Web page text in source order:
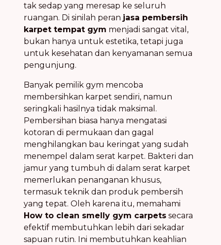
tak sedap yang meresap ke seluruh
ruangan. Di sinilah peran jasa pembersih
karpet tempat gym menjadi sangat vital,
bukan hanya untuk estetika, tetapi juga
untuk kesehatan dan kenyamanan semua
pengunjung.
Banyak pemilik gym mencoba
membersihkan karpet sendiri, namun
seringkali hasilnya tidak maksimal.
Pembersihan biasa hanya mengatasi
kotoran di permukaan dan gagal
menghilangkan bau keringat yang sudah
menempel dalam serat karpet. Bakteri dan
jamur yang tumbuh di dalam serat karpet
memerlukan penanganan khusus,
termasuk teknik dan produk pembersih
yang tepat. Oleh karena itu, memahami
How to clean smelly gym carpets secara
efektif membutuhkan lebih dari sekadar
sapuan rutin. Ini membutuhkan keahlian